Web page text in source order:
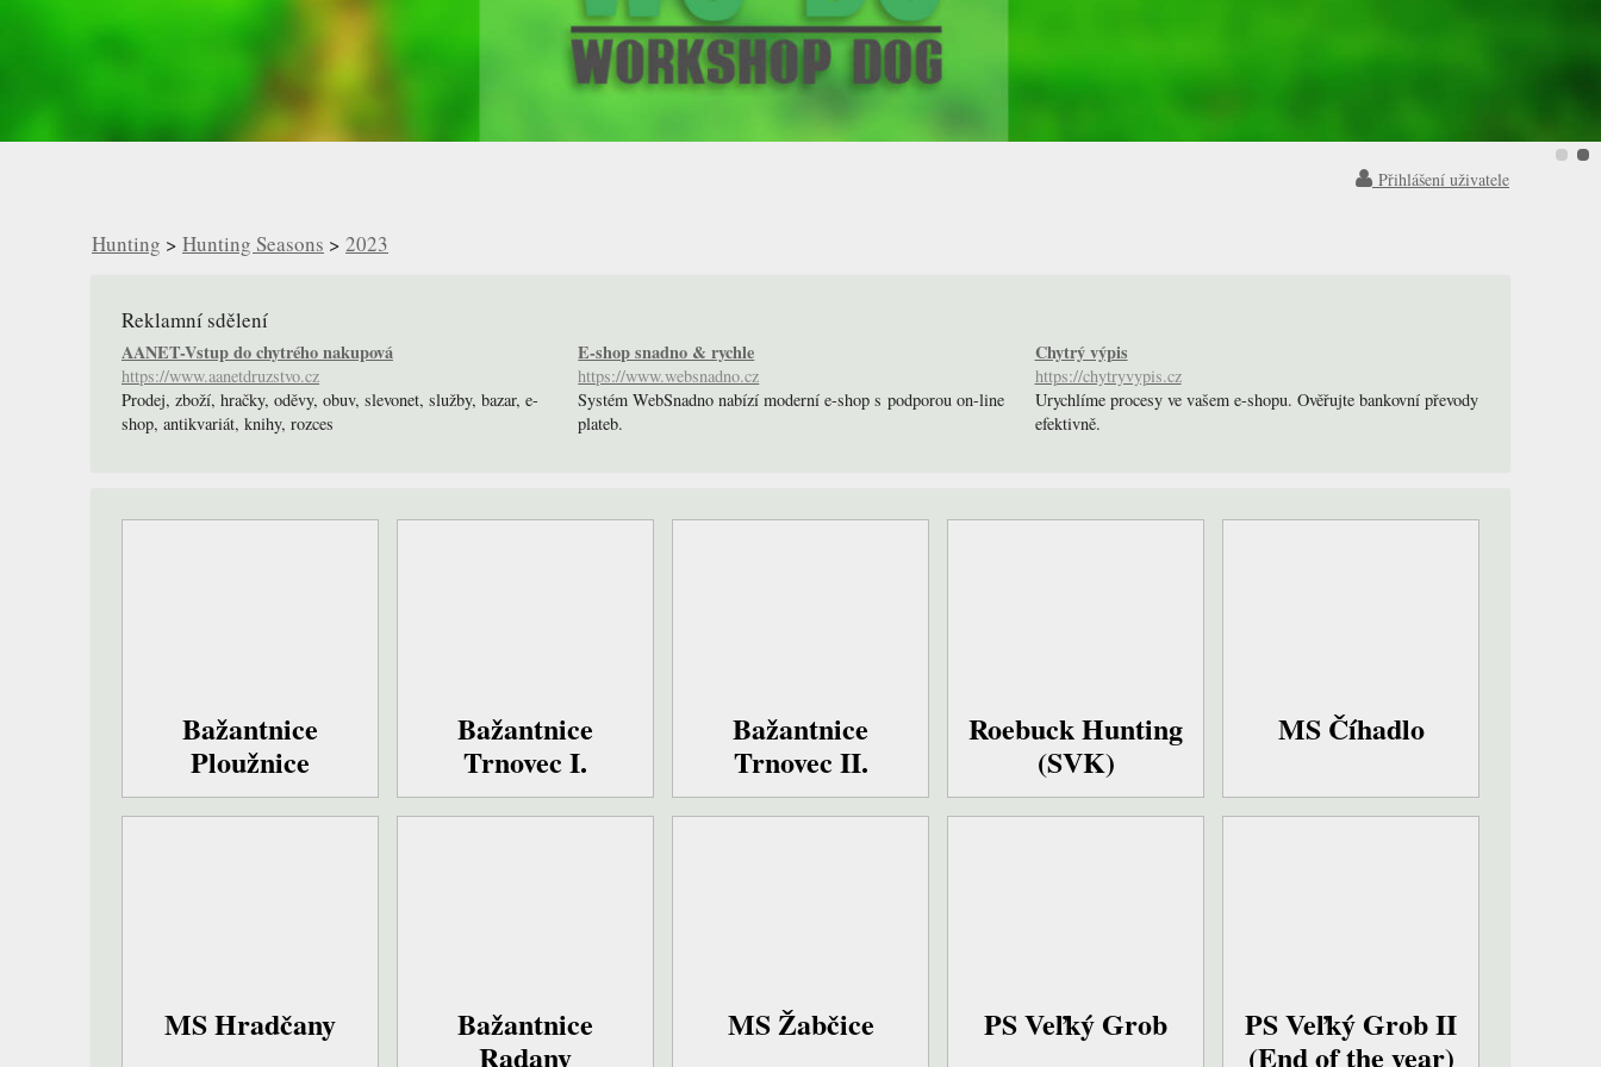
Přihlášení uživatele
Hunting > Hunting Seasons > 2023
Reklamní sdělení
AANET-Vstup do chytrého nakupová
https://www.aanetdruzstvo.cz
Prodej, zboží, hračky, oděvy, obuv, slevonet, služby, bazar, e-
shop, antikvariát, knihy, rozces
E-shop snadno & rychle
https://www.websnadno.cz
Systém WebSnadno nabízí moderní e-shop s podporou on-line
plateb.
Chytrý výpis
https://chytryvypis.cz
Urychlíme procesy ve vašem e-shopu. Ověřujte bankovní převody
efektivně.
Bažantnice
Ploužnice
Bažantnice
Trnovec I.
Bažantnice
Trnovec II.
Roebuck Hunting
(SVK)
MS Číhadlo
MS Hradčany
Bažantnice
Radany
MS Žabčice PS Veľký Grob
PS Veľký Grob II
(End of the year)